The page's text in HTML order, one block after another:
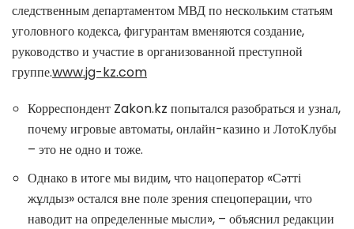
следственным департаментом МВД по нескольким статьям
уголовного кодекса, фигурантам вменяются создание,
руководство и участие в организованной преступной
группе.www.jg-kz.com
Корреспондент Zakon.kz попытался разобраться и узнал,
почему игровые автоматы, онлайн-казино и ЛотоКлубы
– это не одно и тоже.
Однако в итоге мы видим, что нацоператор «Сәтті
жұлдыз» остался вне поле зрения спецоперации, что
наводит на определенные мысли», – объяснил редакции